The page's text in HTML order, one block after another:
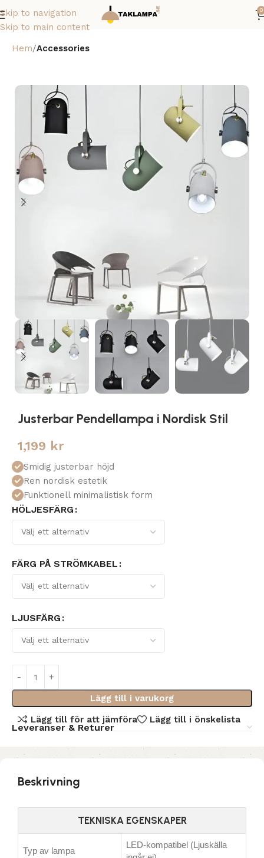
Skip to navigation
Skip to main content
0
Hem Accessories
Justerbar Pendellampa i Nordisk Stil
1,199 kr
Smidig justerbar höjd
Ren nordisk estetik
Funktionell minimalistisk form
HÖLJESFÄRG
FÄRG PÅ STRÖMKABEL
LJUSFÄRG
Lägg till i varukorg
Lägg till för att jämföra
Lägg till i önskelista
Leveranser & Returer
Beskrivning
TEKNISKA EGENSKAPER
Typ av lampa
LED-kompatibel (Ljuskälla